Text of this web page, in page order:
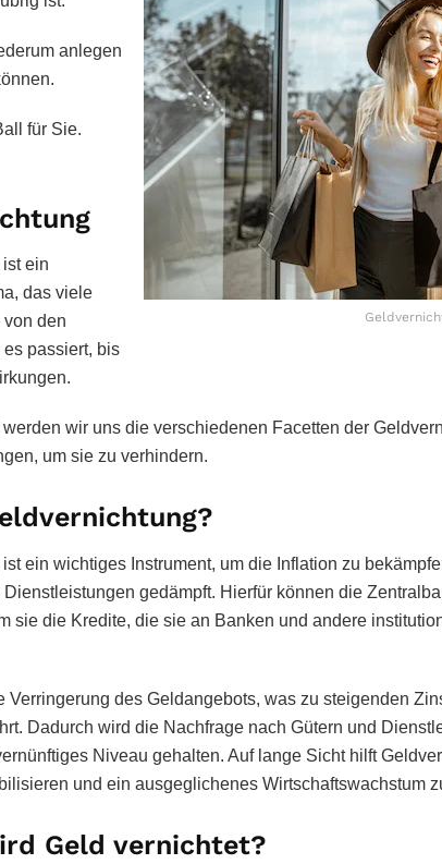
anlegen
für Sie.
ein
das viele
von den
passiert, bis
werden wir uns die verschiedenen Facetten der
um sie zu verhindern.
ein wichtiges Instrument, um die Inflation zu
Dienstleistungen gedämpft. Hierfür können die
sie die Kredite, die sie an Banken und andere
Verringerung des Geldangebots, was zu steigenden
Dadurch wird die Nachfrage nach Gütern und
Niveau gehalten. Auf lange Sicht hilft
und ein ausgeglichenes Wirtschaftswachstum
Geld vernichtet?